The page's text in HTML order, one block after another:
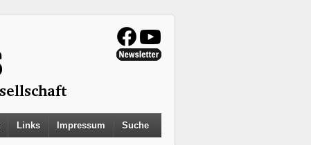
Links Impressum Suche